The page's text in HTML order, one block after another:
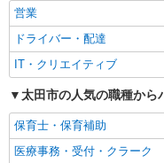
バイク通勤OK
交通費支給
まかない・食事補助
同じ職種から求人を探す
レストラン・専門料理店
営業
ドライバー・配達
IT・クリエイティブ
太田市の人気の職種から
保育士・保育補助
医療事務・受付・クラーク